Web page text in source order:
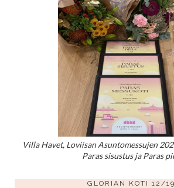
Villa Havet, Loviisan Asuntomessujen
Paras sisustus ja Paras
GLORIAN KOTI 12/19